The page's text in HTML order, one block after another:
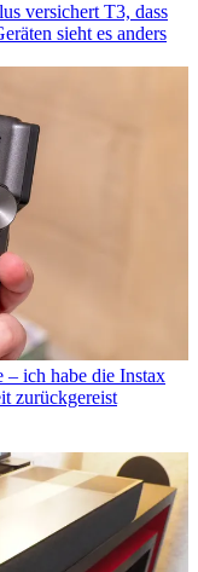
versichert T3, dass
sieht es anders
ich habe die Instax
zurückgereist